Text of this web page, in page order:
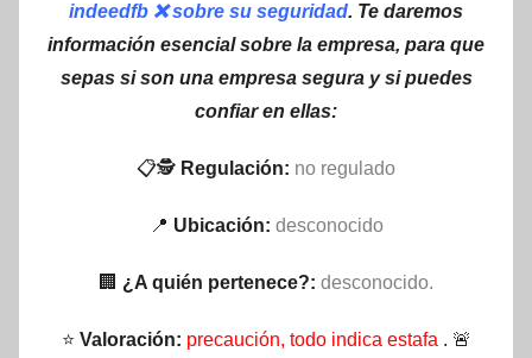
indeedfb ❌ sobre su seguridad. Te daremos
información esencial sobre la empresa, para que
sepas si son una empresa segura y si puedes
confiar en ellas:
📋🕵 Regulación: no regulado
📍 Ubicación: desconocido
🏢 ¿A quién pertenece?: desconocido.
⭐ Valoración: precaución, todo indica estafa . 🚨